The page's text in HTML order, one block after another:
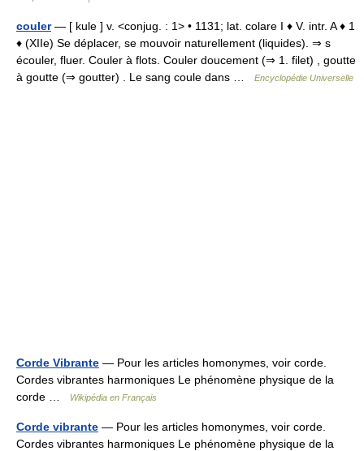
couler— [ kule ] v. <conjug. : 1> • 1131; lat. colare I ♦ V. intr. A ♦ 1
♦ (XIIe) Se déplacer, se mouvoir naturellement (liquides). ⇒ s
écouler, fluer. Couler à flots. Couler doucement (⇒ 1. filet) , goutte
à goutte (⇒ goutter) . Le sang coule dans …
Encyclopédie Universelle
Corde Vibrante — Pour les articles homonymes, voir corde.
Cordes vibrantes harmoniques Le phénomène physique de la
corde …
Wikipédia en Français
Corde vibrante — Pour les articles homonymes, voir corde.
Cordes vibrantes harmoniques Le phénomène physique de la